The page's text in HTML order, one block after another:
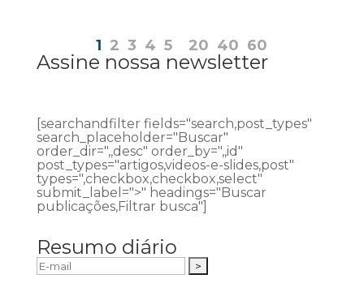
1 2 3 4 5 20 40 60
Assine nossa newsletter
[searchandfilter fields="search,post_types"
search_placeholder="Buscar"
order_dir=",,desc" order_by=",,id"
post_types="artigos,videos-e-slides,post"
types=",checkbox,checkbox,select"
submit_label=">" headings="Buscar
publicações,Filtrar busca"]
Resumo diário